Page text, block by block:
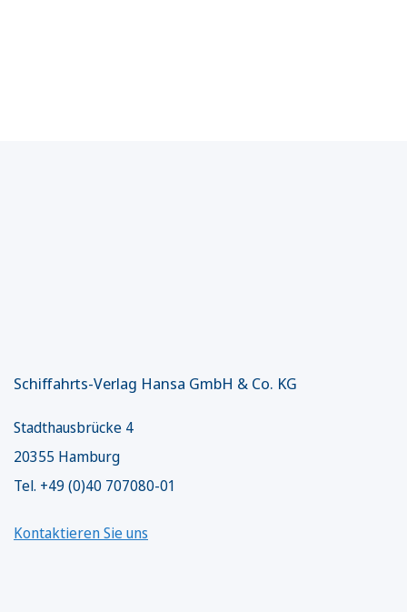
Schiffahrts-Verlag Hansa GmbH & Co. KG
Stadthausbrücke 4
20355 Hamburg
Tel. +49 (0)40 707080-01
Kontaktieren Sie uns